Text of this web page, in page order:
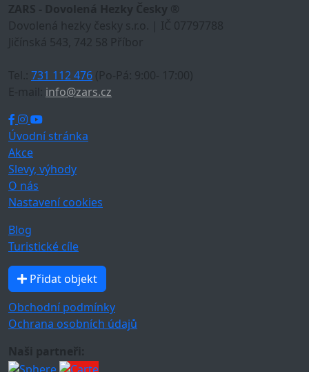
ZARS - Dovolená Hezky Česky ®
Dovolená hezky česky s.r.o. | IČ 07797788
Jičínská 543, 742 58 Příbor
Tel.: 731 112 476 (Po-Pá: 9:00- 17:00)
E-mail: info@zars.cz
Úvodní stránka
Akce
Slevy, výhody
O nás
Nastavení cookies
Blog
Turistické cíle
Přidat objekt
Obchodní podmínky
Ochrana osobních údajů
Naši partneři: